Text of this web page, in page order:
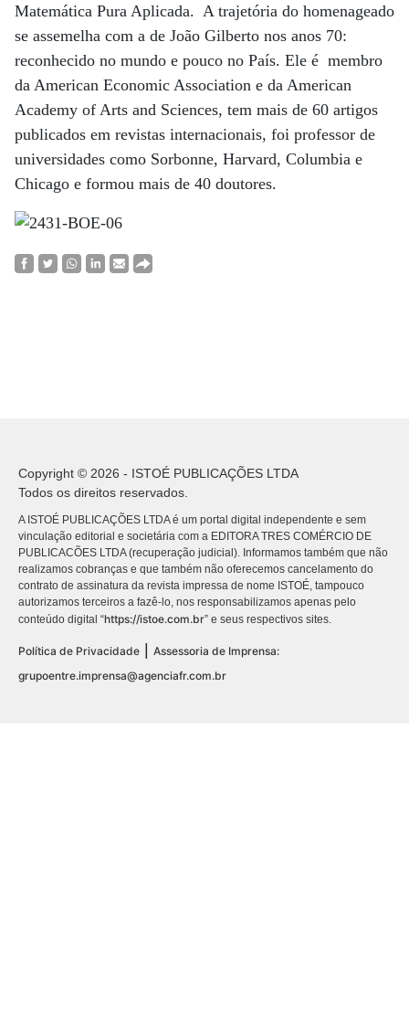
Matemática Pura Aplicada. A trajetória do homenageado
se assemelha com a de João Gilberto nos anos 70:
reconhecido no mundo e pouco no País. Ele é membro
da American Economic Association e da American
Academy of Arts and Sciences, tem mais de 60 artigos
publicados em revistas internacionais, foi professor de
universidades como Sorbonne, Harvard, Columbia e
Chicago e formou mais de 40 doutores.
Copyright © 2026 - ISTOÉ PUBLICAÇÕES LTDA
Todos os direitos reservados.
A ISTOÉ PUBLICAÇÕES LTDA é um portal digital independente e sem
vinculação editorial e societária com a EDITORA TRES COMÉRCIO DE
PUBLICACÕES LTDA (recuperação judicial). Informamos também que não
realizamos cobranças e que também não oferecemos cancelamento do
contrato de assinatura da revista impressa de nome ISTOÉ, tampouco
autorizamos terceiros a fazê-lo, nos responsabilizamos apenas pelo
conteúdo digital “https://istoe.com.br” e seus respectivos sites.
Política de Privacidade
Assessoria de Imprensa:
grupoentre.imprensa@agenciafr.com.br